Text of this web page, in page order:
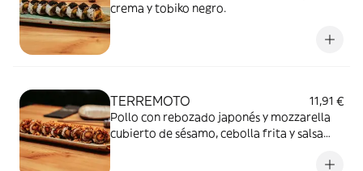
crema y tobiko negro.
TERREMOTO
11,91 €
Pollo con rebozado japonés y mozzarella
cubierto de sésamo, cebolla frita y salsa